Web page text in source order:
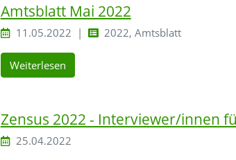
Amtsblatt Mai 2022
11.05.2022 2022, Amtsblatt
Weiterlesen
Zensus 2022 - Interviewer/innen
25.04.2022